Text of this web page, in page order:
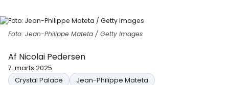
Foto: Jean-Philippe Mateta / Getty Images
Af Nicolai Pedersen
7. marts 2025
Crystal Palace
Jean-Philippe Mateta